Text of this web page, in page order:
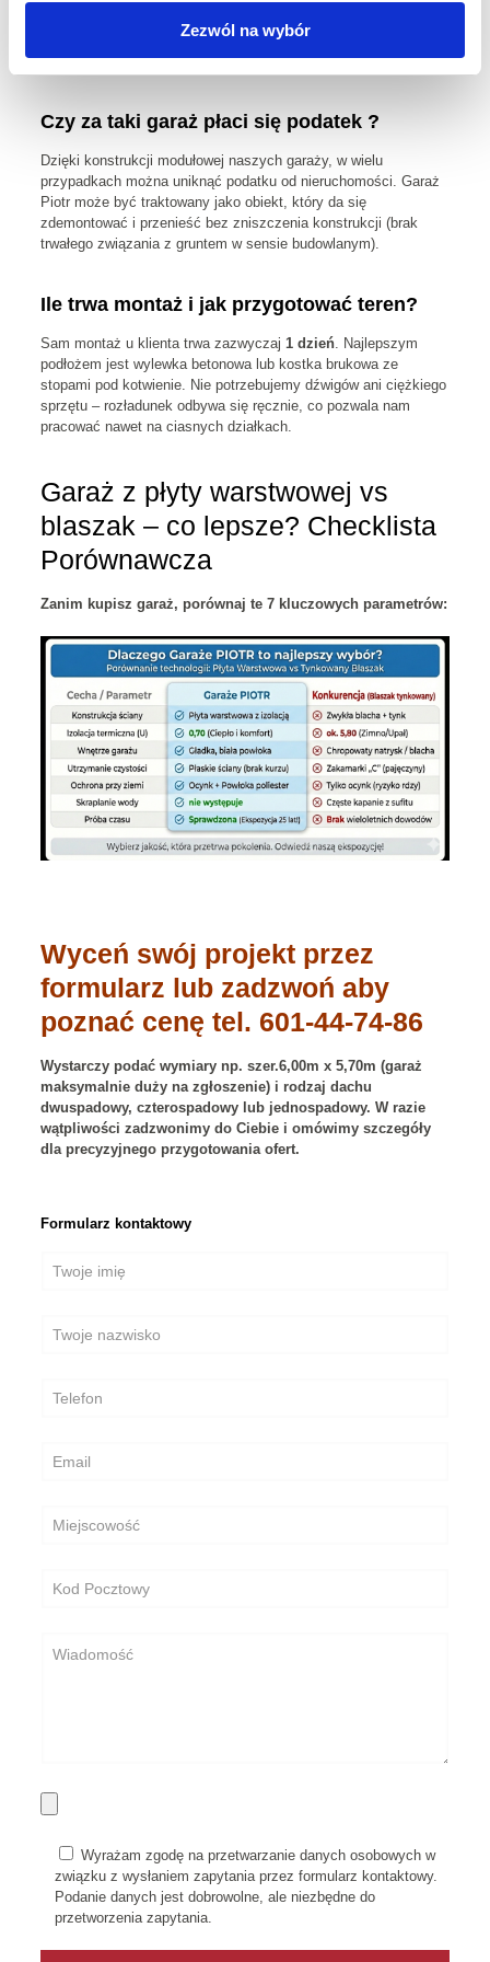
Zezwól na wybór
powierzchni zabudowy wystarczy zazwyczaj samo
do urzędu. To najprostsza i najszybsza droga
prawna.
Czy za taki garaż płaci się podatek ?
Dzięki konstrukcji modułowej naszych garaży, w wielu
przypadkach można uniknąć podatku od nieruchomości. Garaż
Piotr może być traktowany jako obiekt, który da się
zdemontować i przenieść bez zniszczenia konstrukcji (brak
trwałego związania z gruntem w sensie budowlanym).
Ile trwa montaż i jak przygotować teren?
Sam montaż u klienta trwa zazwyczaj 1 dzień. Najlepszym
podłożem jest wylewka betonowa lub kostka brukowa ze
stopami pod kotwienie. Nie potrzebujemy dźwigów ani ciężkiego
sprzętu – rozładunek odbywa się ręcznie, co pozwala nam
pracować nawet na ciasnych działkach.
Garaż z płyty warstwowej vs
blaszak – co lepsze? Checklista
Porównawcza
Zanim kupisz garaż, porównaj te 7 kluczowych parametrów:
Wyceń swój projekt przez
formularz lub zadzwoń aby
poznać cenę tel. 601-44-74-86
Wystarczy podać wymiary np. szer.6,00m x 5,70m (garaż
maksymalnie duży na zgłoszenie) i rodzaj dachu
dwuspadowy, czterospadowy lub jednospadowy. W razie
wątpliwości zadzwonimy do Ciebie i omówimy szczegóły
dla precyzyjnego przygotowania ofert.
Formularz kontaktowy
Wyrażam zgodę na przetwarzanie danych osobowych w
związku z wysłaniem zapytania przez formularz kontaktowy.
Podanie danych jest dobrowolne, ale niezbędne do
przetworzenia zapytania.